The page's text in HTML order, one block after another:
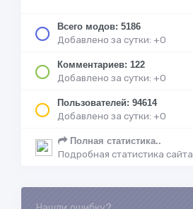
Всего модов: 5186
Добавлено за сутки: +0
Комментариев: 122
Добавлено за сутки: +0
Пользователей: 94614
Добавлено за сутки: +0
Полная статистика..
Подробная статистика сайта